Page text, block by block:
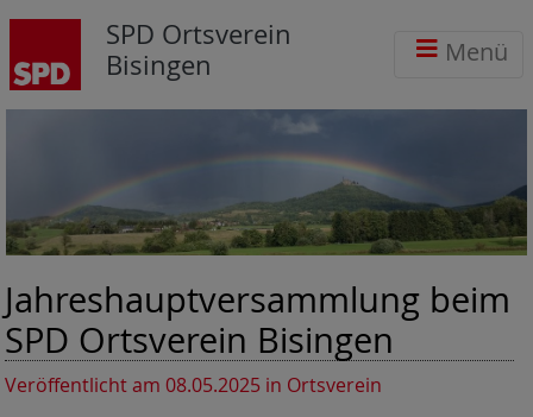
SPD Ortsverein
Bisingen
Menü
Jahreshauptversammlung beim
SPD Ortsverein Bisingen
Veröffentlicht am 08.05.2025 in Ortsverein